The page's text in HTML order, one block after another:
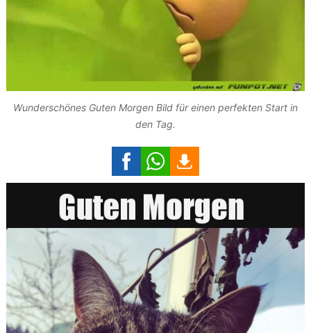
Wunderschönes Guten Morgen Bild für einen perfekten Start in
den Tag.